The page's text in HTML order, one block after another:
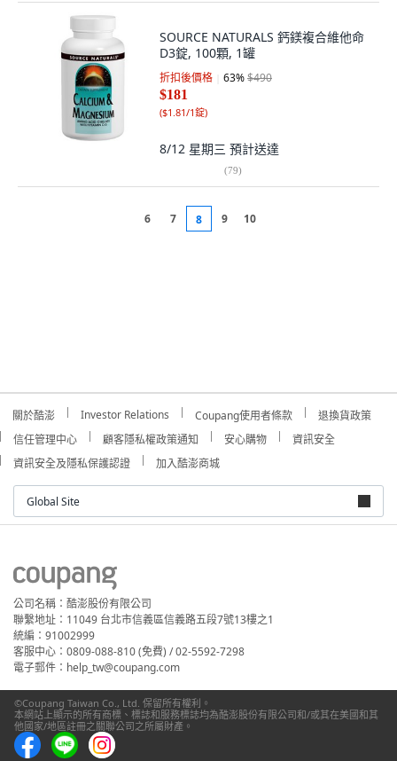
SOURCE NATURALS 鈣鎂複合維他命
D3錠, 100顆, 1罐
折扣後價格 63%$490
$181
($1.81/1錠)
8/12 星期三 預計送達
(79)
6 7 8 9 10
關於酷澎 Investor Relations Coupang使用者條款
退換貨政策
信任管理中心
顧客隱私權政策通知 安心購物
資訊安全
資訊安全及隱私保護認證
加入酷澎商城
Global Site
公司名稱：酷澎股份有限公司
聯繫地址：11049 台北市信義區信義路五段7號13樓之1
統編：91002999
客服中心：0809-088-810 (免費) / 02-5592-7298
電子郵件：help_tw@coupang.com
©Coupang Taiwan Co., Ltd. 保留所有權利。
本網站上顯示的所有商標、標誌和服務標誌均為酷澎股份有限公司和/或其在美國和其
他國家/地區註冊之關聯公司之所屬財產。